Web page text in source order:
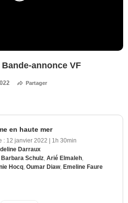
annonce VF
Partager
en haute mer
: 12 janvier 2022 | 1h 30min
Darraux
Barbara Schulz Arié Elmaleh
Hocq Oumar Diaw, Emeline Faure